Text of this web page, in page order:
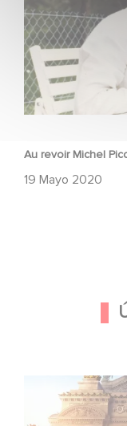
Au revoir Michel
19 Mayo 2020
Gaumont y Good